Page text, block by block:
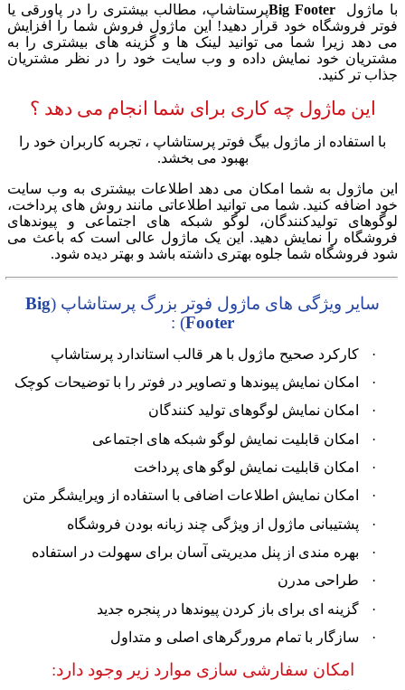
با ماژول Big Footerپرستاشاپ، مطالب بیشتری را در پاورقی یا
فوتر فروشگاه خود قرار دهید! این ماژول فروش شما را افزایش
می دهد زیرا شما می توانید لینک ها و گزینه های بیشتری را به
مشتریان خود نمایش داده و وب سایت خود را در نظر مشتریان
جذاب تر کنید.
این ماژول چه کاری برای شما انجام می دهد ؟
با استفاده از ماژول بیگ فوتر پرستاشاپ ، تجربه کاربران خود را
بهبود می بخشد.
این ماژول به شما امکان می دهد اطلاعات بیشتری به وب سایت
خود اضافه کنید. شما می توانید اطلاعاتی مانند روش های پرداخت،
لوگوهای تولیدکنندگان، لوگو شبکه های اجتماعی و پیوندهای
فروشگاه را نمایش دهید. این یک ماژول عالی است که باعث می
شود فروشگاه شما جلوه بهتری داشته باشد و بهتر دیده شود.
سایر ویژگی های ماژول فوتر بزرگ پرستاشاپ (Big
Footer
)
:
·
کارکرد صحیح ماژول با هر قالب استاندارد پرستاشاپ
·
امکان نمایش پیوندها و تصاویر در فوتر را با توضیحات کوچک
·
امکان نمایش لوگوهای تولید کنندگان
·
امکان قابلیت نمایش لوگو شبکه های اجتماعی
·
امکان قابلیت نمایش لوگو های پرداخت
·
امکان نمایش اطلاعات اضافی با استفاده از ویرایشگر متن
·
پشتیبانی ماژول از ویژگی چند زبانه بودن فروشگاه
·
بهره مندی از پنل مدیریتی آسان برای سهولت در استفاده
·
طراحی مدرن
·
گزینه ای برای باز کردن پیوندها در پنجره جدید
·
سازگار با تمام مرورگرهای اصلی و متداول
امکان سفارشی سازی موارد زیر وجود دارد: